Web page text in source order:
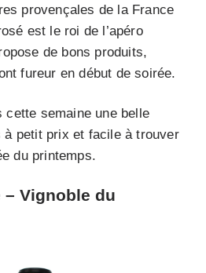
provençales de la France
est le roi de l’apéro
de bons produits,
fureur en début de soirée.
cette semaine une belle
à petit prix et facile à trouver
du printemps.
– Vignoble du